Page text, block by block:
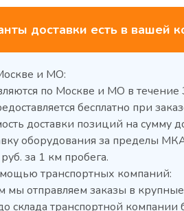
шкаф Polair
из нержавеющей
за
3,5
доставки есть в вашей
и МО:
по Москве и МО в
бесплатно при
доставки позиций на сумму
оборудования за пределы
за 1 км пробега.
транспортных компаний:
мы отправляем заказы в
склада транспортной компании